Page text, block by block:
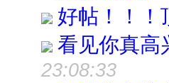
好帖！！！
看见你真
23:08:33